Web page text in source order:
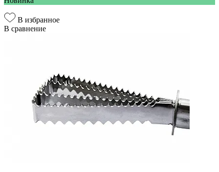
В избранное
В сравнение